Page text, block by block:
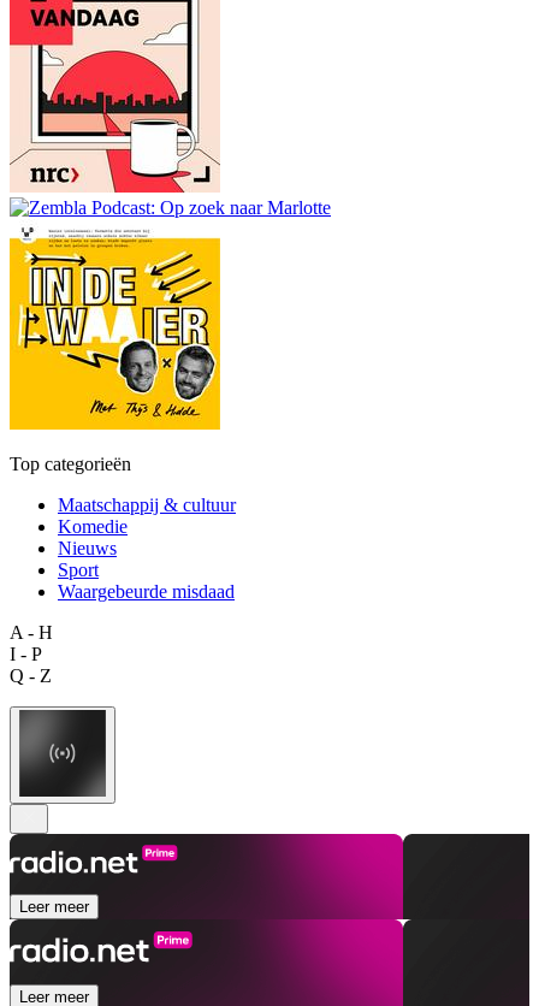
Top categorieën
Maatschappij & cultuur
Komedie
Nieuws
Sport
Waargebeurde misdaad
A - H
I - P
Q - Z
Leer meer
Leer meer